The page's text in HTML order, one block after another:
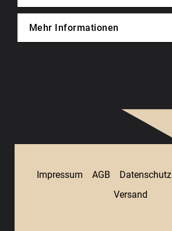
Mehr Informationen
Impressum AGB Datenschutz
Versand